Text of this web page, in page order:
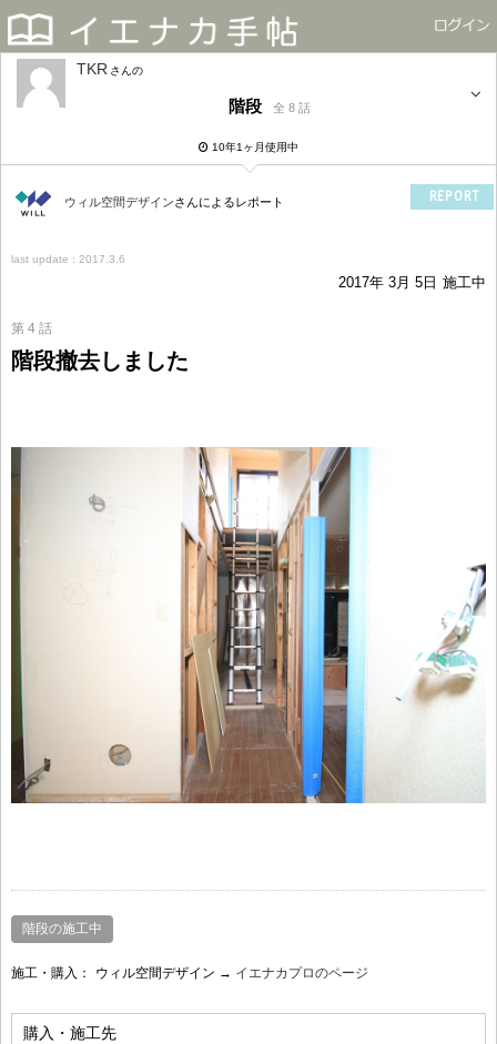
TKR さん
階段 全 8 話
10年1ヶ月使用中
ウィル空間デザインさんによるレポート REPORT
last update : 2017.3.6
2017年 3月 5日 施工中
第 4 話
階段撤去しました
階段の施工中
施工・購入： ウィル空間デザイン → イエナカプロのページ
購入・施工先